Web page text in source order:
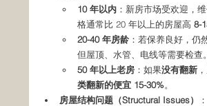
10 年以内 ：新房市场受欢迎，
格通常比 20 年以上的房屋高 8-
20-40 年房龄 ：若保养良好，仍
但屋顶、水管、电线等需要检查。
50 年以上老房 ：如果没有翻新
类翻新的便宜 15-30%。
房屋结构问题（Structural Issues）
：